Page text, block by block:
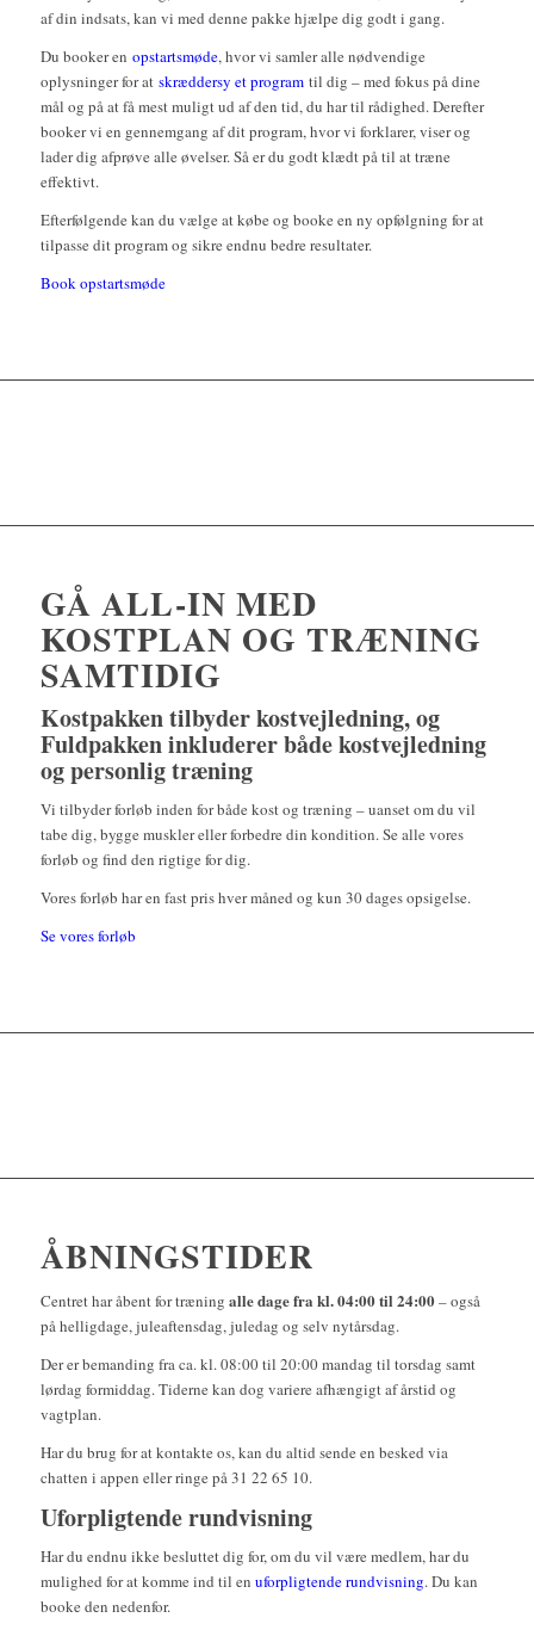
af din indsats, kan vi med denne pakke hjælpe dig godt i gang.
Du booker en opstartsmøde, hvor vi samler alle nødvendige
oplysninger for at skræddersy et programtil dig – med fokus på dine
mål og på at få mest muligt ud af den tid, du har til rådighed. Derefter
booker vi en gennemgang af dit program, hvor vi forklarer, viser og
lader dig afprøve alle øvelser. Så er du godt klædt på til at træne
effektivt.
Efterfølgende kan du vælge at købe og booke en ny opfølgning for at
tilpasse dit program og sikre endnu bedre resultater.
Book opstartsmøde
GÅ ALL-IN MED
KOSTPLAN OG TRÆNING
SAMTIDIG
Kostpakken tilbyder kostvejledning, og
Fuldpakken inkluderer både kostvejledning
og personlig træning
Vi tilbyder forløb inden for både kost og træning – uanset om du vil
tabe dig, bygge muskler eller forbedre din kondition. Se alle vores
forløb og find den rigtige for dig.
Vores forløb har en fast pris hver måned og kun 30 dages opsigelse.
Se vores forløb
ÅBNINGSTIDER
Centret har åbent for træning alle dage fra kl. 04:00 til 24:00– også
på helligdage, juleaftensdag, juledag og selv nytårsdag.
Der er bemanding fra ca. kl. 08:00 til 20:00 mandag til torsdag samt
lørdag formiddag. Tiderne kan dog variere afhængigt af årstid og
vagtplan.
Har du brug for at kontakte os, kan du altid sende en besked via
chatten i appen eller ringe på 31 22 65 10.
Uforpligtende rundvisning
Har du endnu ikke besluttet dig for, om du vil være medlem, har du
mulighed for at komme ind til en uforpligtende rundvisning. Du kan
booke den nedenfor.